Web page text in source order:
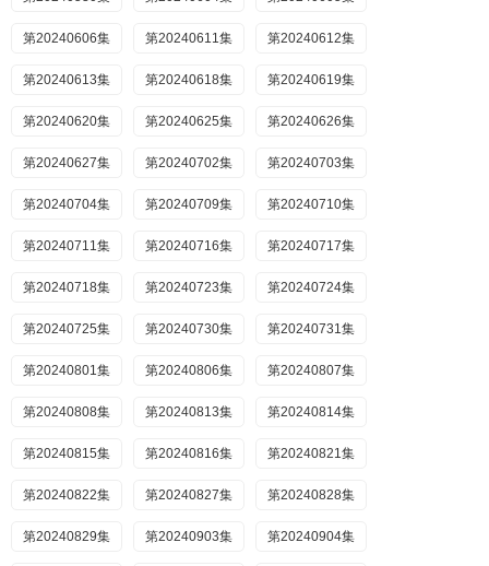
第20240606集 第20240611集 第20240612集
第20240613集 第20240618集 第20240619集
第20240620集 第20240625集 第20240626集
第20240627集 第20240702集 第20240703集
第20240704集 第20240709集 第20240710集
第20240711集 第20240716集 第20240717集
第20240718集 第20240723集 第20240724集
第20240725集 第20240730集 第20240731集
第20240801集 第20240806集 第20240807集
第20240808集 第20240813集 第20240814集
第20240815集 第20240816集 第20240821集
第20240822集 第20240827集 第20240828集
第20240829集 第20240903集 第20240904集